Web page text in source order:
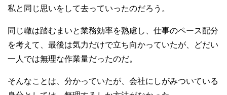
私と同じ思いをして去っていったのだろう。
同じ轍は踏むまいと業務効率を熟慮し、仕事のペース配分
を考えて、最後は気力だけで立ち向かっていたが、どだい
一人では無理な作業量だったのだ。
そんなことは、分かっていたが、会社にしがみついている